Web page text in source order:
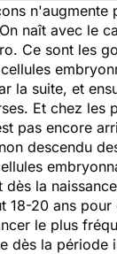
n'augmente
naît avec le
Ce sont les
la suite, et
Et chez les
pas encore
descendu
dès la
18-20 ans pour
le plus
dès la période